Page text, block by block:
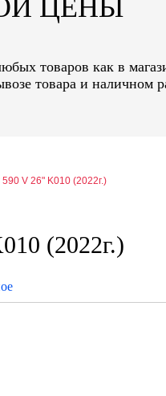
ЦЕНЫ
товаров как в
товара и наличном
V 26" K010 (2022г.)
(2022г.)